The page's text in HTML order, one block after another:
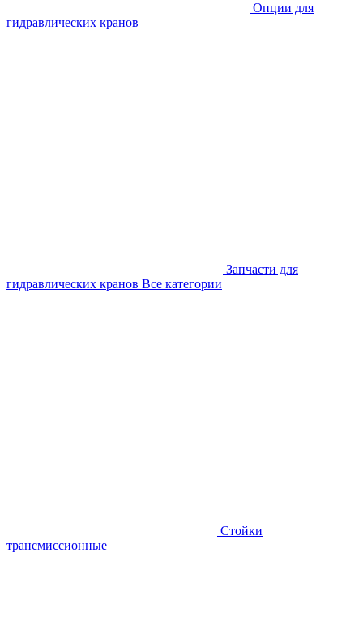
Опции для
гидравлических кранов
Запчасти для
гидравлических кранов Все категории
Стойки
трансмиссионные